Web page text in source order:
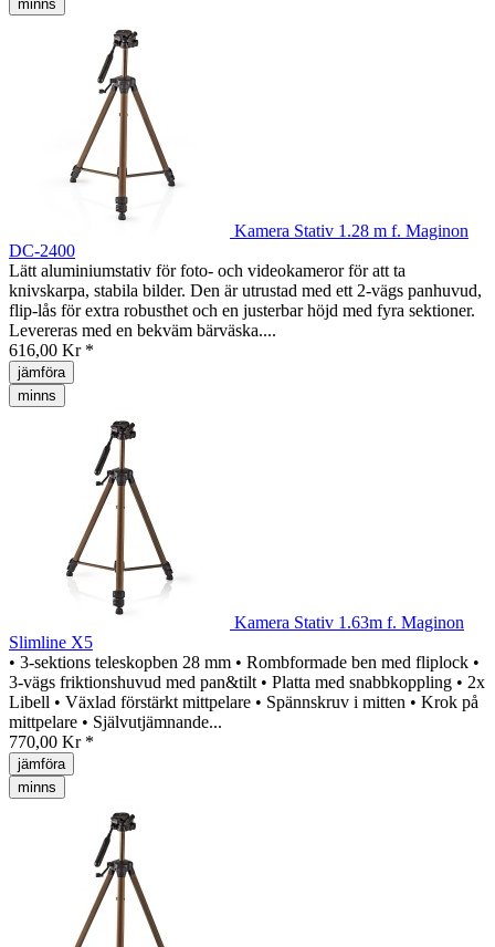
minns
Kamera Stativ 1.28 m f. Maginon
DC-2400
Lätt aluminiumstativ för foto- och videokameror för att ta
knivskarpa, stabila bilder. Den är utrustad med ett 2-vägs panhuvud,
flip-lås för extra robusthet och en justerbar höjd med fyra sektioner.
Levereras med en bekväm bärväska....
616,00 Kr *
jämföra
minns
Kamera Stativ 1.63m f. Maginon
Slimline X5
• 3-sektions teleskopben 28 mm • Rombformade ben med fliplock •
3-vägs friktionshuvud med pan&tilt • Platta med snabbkoppling • 2x
Libell • Växlad förstärkt mittpelare • Spännskruv i mitten • Krok på
mittpelare • Självutjämnande...
770,00 Kr *
jämföra
minns